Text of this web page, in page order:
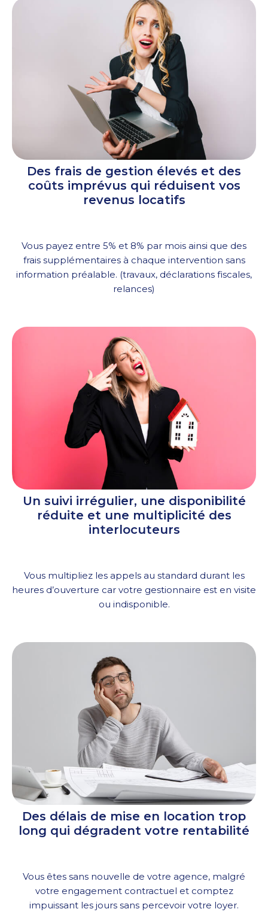
Des frais de gestion élevés et des
coûts imprévus qui réduisent vos
revenus locatifs
Vous payez entre 5% et 8% par mois ainsi que des
frais supplémentaires à chaque intervention sans
information préalable. (travaux, déclarations fiscales,
relances)
Un suivi irrégulier, une disponibilité
réduite et une multiplicité des
interlocuteurs
Vous multipliez les appels au standard durant les
heures d’ouverture car votre gestionnaire est en visite
ou indisponible.
Des délais de mise en location trop
long qui dégradent votre rentabilité
Vous êtes sans nouvelle de votre agence, malgré
votre engagement contractuel et comptez
impuissant les jours sans percevoir votre loyer.